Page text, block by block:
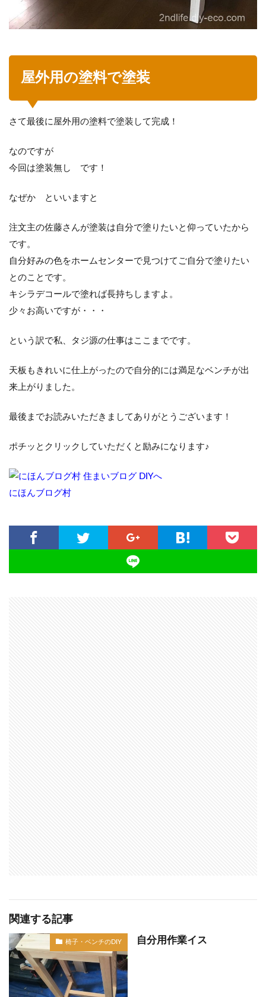
屋外用の塗料で塗装
さて最後に屋外用の塗料で塗装して完成！
なのですが
今回は塗装無し です！
なぜか といいますと
注文主の佐藤さんが塗装は自分で塗りたいと仰っていたから
です。
自分好みの色をホームセンターで見つけてご自分で塗りたい
とのことです。
キシラデコールで塗れば長持ちしますよ。
少々お高いですが・・・
という訳で私、タジ源の仕事はここまでです。
天板もきれいに仕上がったので自分的には満足なベンチが出
来上がりました。
最後までお読みいただきましてありがとうございます！
ポチッとクリックしていただくと励みになります♪
にほんブログ村
関連する記事
椅子・ベンチのDIY 自分用作業イス